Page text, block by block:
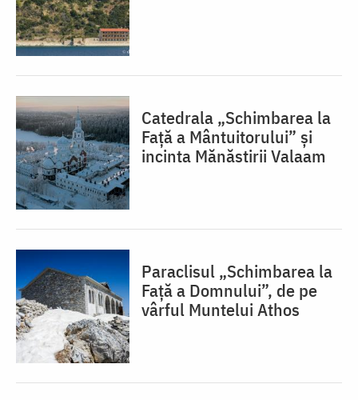
Catedrala „Schimbarea la
Față a Mântuitorului” și
incinta Mănăstirii Valaam
Paraclisul „Schimbarea la
Față a Domnului”, de pe
vârful Muntelui Athos